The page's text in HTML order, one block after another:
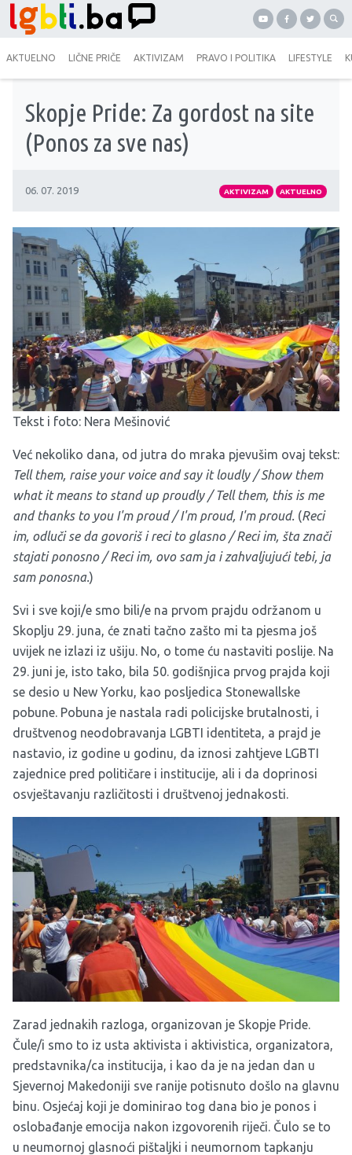
AKTUELNO LIČNE PRIČE AKTIVIZAM PRAVO I POLITIKA LIFESTYLE
Skopje Pride: Za gordost na site
(Ponos za sve nas)
06. 07. 2019 AKTIVIZAM AKTUELNO
Tekst i foto: Nera Mešinović
Već nekoliko dana, od jutra do mraka pjevušim ovaj tekst:
Tell them, raise your voice and say it loudly / Show them
what it means to stand up proudly / Tell them, this is me
and thanks to you I'm proud / I'm proud, I'm proud. (Reci
im, odluči se da govoriš i reci to glasno / Reci im, šta znači
stajati ponosno / Reci im, ovo sam ja i zahvaljujući tebi, ja
sam ponosna.)
Svi i sve koji/e smo bili/e na prvom prajdu održanom u
Skoplju 29. juna, će znati tačno zašto mi ta pjesma još
uvijek ne izlazi iz ušiju. No, o tome ću nastaviti poslije. Na
29. juni je, isto tako, bila 50. godišnjica prvog prajda koji
se desio u New Yorku, kao posljedica Stonewallske
pobune. Pobuna je nastala radi policijske brutalnosti, i
društvenog neodobravanja LGBTI identiteta, a prajd je
nastavio, iz godine u godinu, da iznosi zahtjeve LGBTI
zajednice pred političare i institucije, ali i da doprinosi
osvještavanju različitosti i društvenoj jednakosti.
Zarad jednakih razloga, organizovan je Skopje Pride.
Čule/i smo to iz usta aktivista i aktivistica, organizatora,
predstavnika/ca institucija, i kao da je na jedan dan u
Sjevernoj Makedoniji sve ranije potisnuto došlo na glavnu
binu. Osjećaj koji je dominirao tog dana bio je ponos i
oslobađanje emocija nakon izgovorenih riječi. Čulo se to
u neumornoj glasnoći pištaljki i neumornom tapkanju